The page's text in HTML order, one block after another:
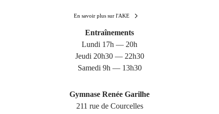
En savoir plus sur l'AKE
Entraînements
Lundi 17h — 20h
Jeudi 20h30 — 22h30
Samedi 9h — 13h30
Gymnase Renée Garilhe
211 rue de Courcelles